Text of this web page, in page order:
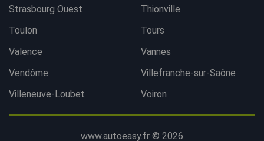
Strasbourg Ouest
Thionville
Toulon
Tours
Valence
Vannes
Vendôme
Villefranche-sur-Saône
Villeneuve-Loubet
Voiron
www.autoeasy.fr © 2026